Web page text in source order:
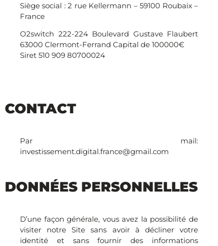
Siège social : 2 rue Kellermann – 59100 Roubaix –
France
O2switch 222-224 Boulevard Gustave Flaubert
63000 Clermont-Ferrand Capital de 100000€
Siret 510 909 80700024
CONTACT
Par mail:
investissement.digital.france@gmail.com
DONNÉES PERSONNELLES
D’une façon générale, vous avez la possibilité de
visiter notre Site sans avoir à décliner votre
identité et sans fournir des informations